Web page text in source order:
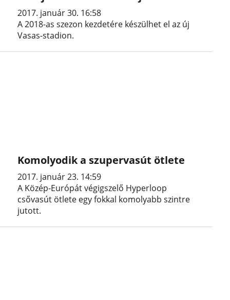
2017. január 30. 16:58
A 2018-as szezon kezdetére készülhet el az új
Vasas-stadion.
Komolyodik a szupervasút ötlete
2017. január 23. 14:59
A Közép-Európát végigszelő Hyperloop
csővasút ötlete egy fokkal komolyabb szintre
jutott.